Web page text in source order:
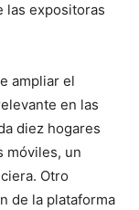
las expositoras
ampliar el
en las
diez hogares
móviles, un
Otro
de la plataforma